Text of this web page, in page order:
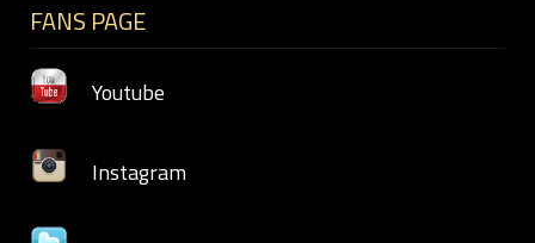
FANS PAGE
Youtube
Instagram